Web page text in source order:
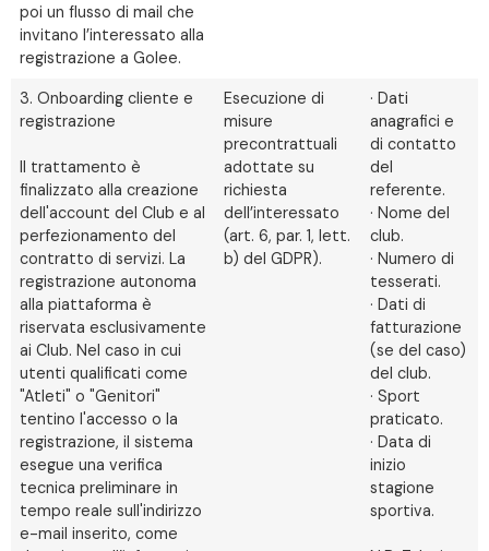
poi un flusso di mail che
invitano l’interessato alla
registrazione a Golee.
3. Onboarding cliente e
registrazione
Il trattamento è
finalizzato alla creazione
dell'account del Club e al
perfezionamento del
contratto di servizi. La
registrazione autonoma
alla piattaforma è
riservata esclusivamente
ai Club. Nel caso in cui
utenti qualificati come
"Atleti" o "Genitori"
tentino l'accesso o la
registrazione, il sistema
esegue una verifica
tecnica preliminare in
tempo reale sull'indirizzo
e-mail inserito, come
Esecuzione di
misure
precontrattuali
adottate su
richiesta
dell’interessato
(art. 6, par. 1, lett.
b) del GDPR).
· Dati
anagrafici e
di contatto
del
referente.
· Nome del
club.
· Numero di
tesserati.
· Dati di
fatturazione
(se del caso)
del club.
· Sport
praticato.
· Data di
inizio
stagione
sportiva.